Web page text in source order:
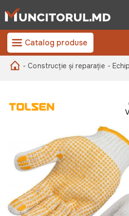
Catalog produse
- Construcție și reparație -